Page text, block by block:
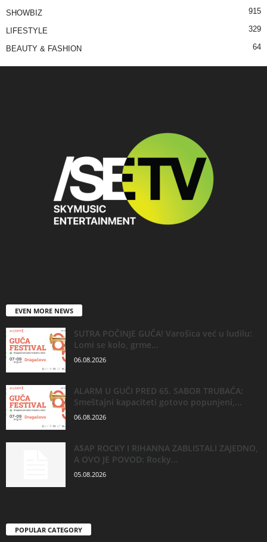
SHOWBIZ 915
LIFESTYLE 329
BEAUTY & FASHION 64
EVEN MORE NEWS
SUTRA POČINJE GUČA! Varošica već u ludilu:
Lomi se kolo, grme...
06.08.2026
ALARM U GUČI PRED 65. SABOR TRUBAČA:
Smeštajni kapaciteti gotovo popunjeni,...
06.08.2026
A$AP ROCKY I RIHANNA ZABLISTALI ZAJEDNO,
A OVO JE POVOD: Rocky...
05.08.2026
POPULAR CATEGORY